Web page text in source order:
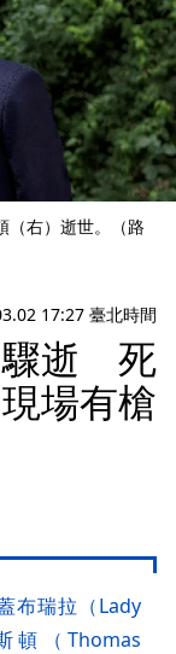
（右）逝世。（路
17:27 臺北時間
驟逝 死
場有槍
布瑞拉（Lady
頓（Thomas